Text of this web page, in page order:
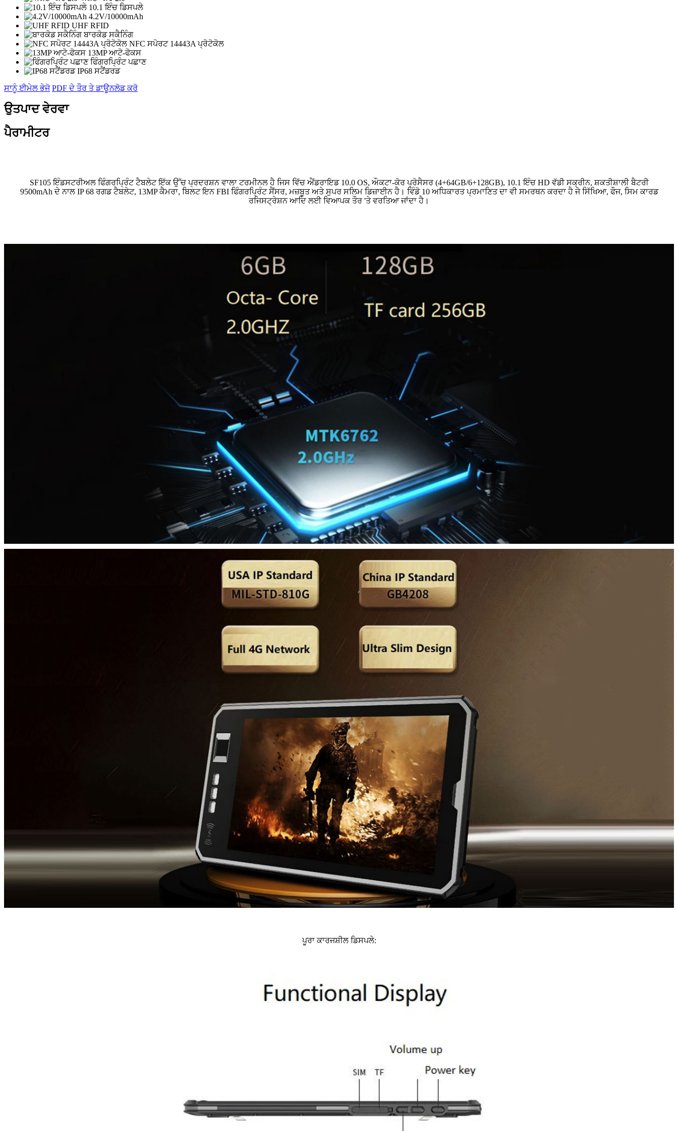
10.1 ਇੰਚ ਡਿਸਪਲੇ
4.2V/10000mAh
UHF RFID
ਬਾਰਕੋਡ ਸਕੈਨਿੰਗ
NFC ਸਪੋਰਟ 14443A ਪ੍ਰੋਟੋਕੋਲ
13MP ਆਟੋ-ਫੋਕਸ
ਫਿੰਗਰਪ੍ਰਿੰਟ ਪਛਾਣ
IP68 ਸਟੈਂਡਰਡ
ਸਾਨੂੰ ਈਮੇਲ ਭੇਜੋ PDF ਦੇ ਤੌਰ ਤੇ ਡਾਊਨਲੋਡ ਕਰੋ
ਉਤਪਾਦ ਵੇਰਵਾ
ਪੈਰਾਮੀਟਰ
SF105 ਇੰਡਸਟਰੀਅਲ ਫਿੰਗਰਪ੍ਰਿੰਟ ਟੈਬਲੇਟ ਇੱਕ ਉੱਚ ਪ੍ਰਦਰਸ਼ਨ ਵਾਲਾ ਟਰਮੀਨਲ ਹੈ ਜਿਸ ਵਿੱਚ ਐਂਡਰਾਇਡ 10.0 OS, ਔਕਟਾ-ਕੋਰ ਪ੍ਰੋਸੈਸਰ (4+64GB/6+128GB), 10.1 ਇੰਚ HD ਵੱਡੀ ਸਕ੍ਰੀਨ, ਸ਼ਕਤੀਸ਼ਾਲੀ ਬੈਟਰੀ
9500mAh ਦੇ ਨਾਲ IP 68 ਰਗਡ ਟੈਬਲੇਟ, 13MP ਕੈਮਰਾ, ਬਿਲਟ ਇਨ FBI ਫਿੰਗਰਪ੍ਰਿੰਟ ਸੈਂਸਰ, ਮਜ਼ਬੂਤ ​​ਅਤੇ ਸੁਪਰ ਸਲਿਮ ਡਿਜ਼ਾਈਨ ਹੈ। ਵਿੰਡੋ 10 ਅਧਿਕਾਰਤ ਪ੍ਰਮਾਣਿਤ ਦਾ ਵੀ ਸਮਰਥਨ ਕਰਦਾ ਹੈ ਜੋ ਸਿੱਖਿਆ, ਫੌਜ, ਸਿਮ ਕਾਰਡ
ਰਜਿਸਟ੍ਰੇਸ਼ਨ ਆਦਿ ਲਈ ਵਿਆਪਕ ਤੌਰ 'ਤੇ ਵਰਤਿਆ ਜਾਂਦਾ ਹੈ।
ਪੂਰਾ ਕਾਰਜਸ਼ੀਲ ਡਿਸਪਲੇ: